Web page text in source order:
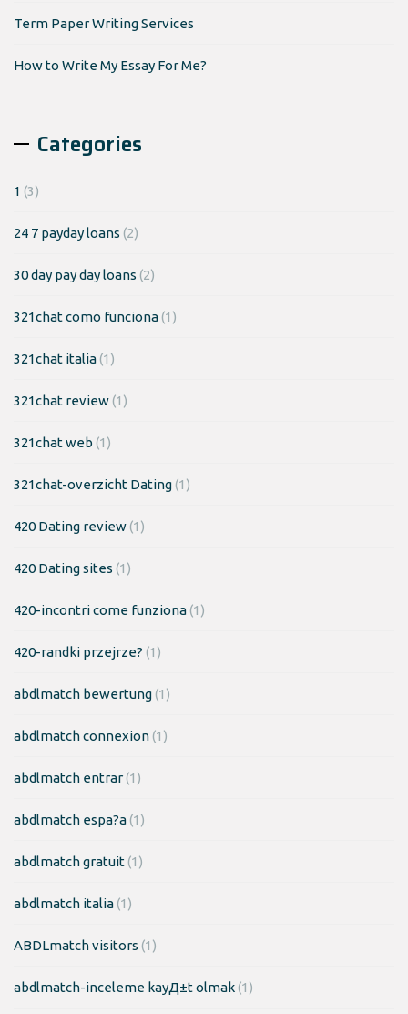
Term Paper Writing Services
How to Write My Essay For Me?
Categories
1 (3)
24 7 payday loans (2)
30 day pay day loans (2)
321chat como funciona(1)
321chat italia(1)
321chat review(1)
321chat web (1)
321chat-overzicht Dating(1)
420 Dating review(1)
420 Dating sites (1)
420-incontri come funziona(1)
420-randki przejrze? (1)
abdlmatch bewertung(1)
abdlmatch connexion(1)
abdlmatch entrar(1)
abdlmatch espa?a(1)
abdlmatch gratuit(1)
abdlmatch italia(1)
ABDLmatch visitors (1)
abdlmatch-inceleme kayД±t olmak(1)